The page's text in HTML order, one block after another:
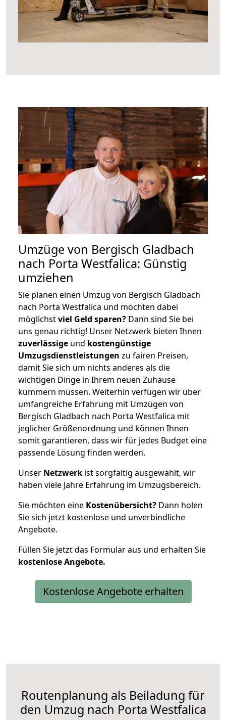
Umzüge von Bergisch Gladbach
nach Porta Westfalica: Günstig
umziehen
Sie planen einen Umzug von Bergisch Gladbach
nach Porta Westfalica und möchten dabei
möglichstviel Geld sparen? Dann sind Sie bei
uns genau richtig! Unser Netzwerk bieten Ihnen
zuverlässige und kostengünstige
Umzugsdienstleistungen zu fairen Preisen,
damit Sie sich um nichts anderes als die
wichtigen Dinge in Ihrem neuen Zuhause
kümmern müssen. Weiterhin verfügen wir über
umfangreiche Erfahrung mit Umzügen von
Bergisch Gladbach nach Porta Westfalica mit
jeglicher Größenordnung und können Ihnen
somit garantieren, dass wir für jedes Budget eine
passende Lösung finden werden.
Unser Netzwerk ist sorgfältig ausgewählt, wir
haben viele Jahre Erfahrung im Umzugsbereich.
Sie möchten eine Kostenübersicht? Dann holen
Sie sich jetzt kostenlose und unverbindliche
Angebote.
Füllen Sie jetzt das Formular aus und erhalten Sie
kostenloseAngebote.
Kostenlose Angebote erhalten
Routenplanung als Beiladung für
den Umzug nach Porta Westfalica